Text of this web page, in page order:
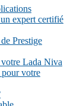
expert certifié
Prestige
votre Lada Niva
pour votre